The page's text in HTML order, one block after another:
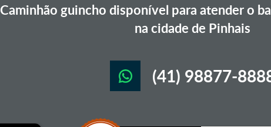
Caminhão guincho disponível para atender o
na cidade de Pinhais
(41) 98877-